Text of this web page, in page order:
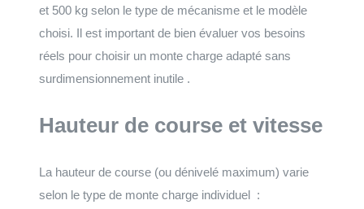
et 500 kg selon le type de mécanisme et le modèle
choisi. Il est important de bien évaluer vos besoins
réels pour choisir un monte charge adapté sans
surdimensionnement inutile .
Hauteur de course et vitesse
La hauteur de course (ou dénivelé maximum) varie
selon le type de monte charge individuel :